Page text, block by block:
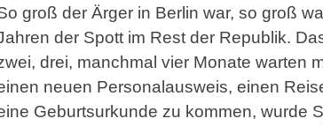
groß der Ärger in Berlin war, so groß
der Spott im Rest der Republik.
drei, manchmal vier Monate warten
neuen Personalausweis, einen
Geburtsurkunde zu kommen, wurde